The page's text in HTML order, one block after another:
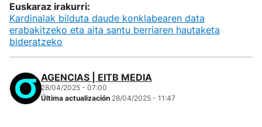
Euskaraz irakurri:
Kardinalak bilduta daude konklabearen data
erabakitzeko eta aita santu berriaren hautaketa
bideratzeko
AGENCIAS | EITB MEDIA
28/04/2025 - 07:00
Última actualización 28/04/2025 - 11:47